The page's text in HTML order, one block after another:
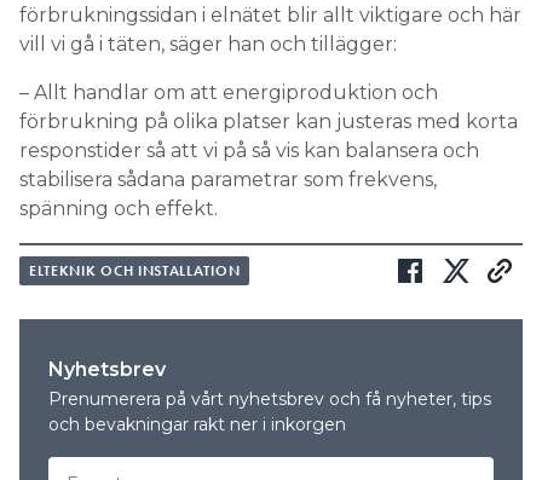
förbrukningssidan i elnätet blir allt viktigare och här
vill vi gå i täten, säger han och tillägger:
– Allt handlar om att energiproduktion och
förbrukning på olika platser kan justeras med korta
responstider så att vi på så vis kan balansera och
stabilisera sådana parametrar som frekvens,
spänning och effekt.
ELTEKNIK OCH INSTALLATION
Nyhetsbrev
Prenumerera på vårt nyhetsbrev och få nyheter, tips
och bevakningar rakt ner i inkorgen